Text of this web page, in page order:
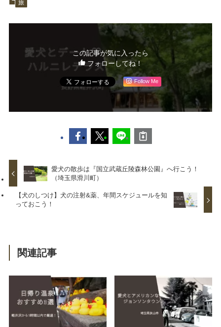
旅
この記事が気に入ったら
フォローしてね！
Follow Me
愛犬の散歩は『国立武蔵丘陵森林公園』へ行こう！
（埼玉県滑川町）
【犬のしつけ】犬の注射&薬、年間スケジュールを知
っておこう！
関連記事